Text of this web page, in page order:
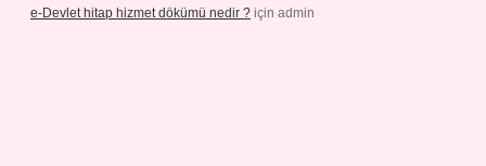
e-Devlet hitap hizmet dökümü nedir ? için admin